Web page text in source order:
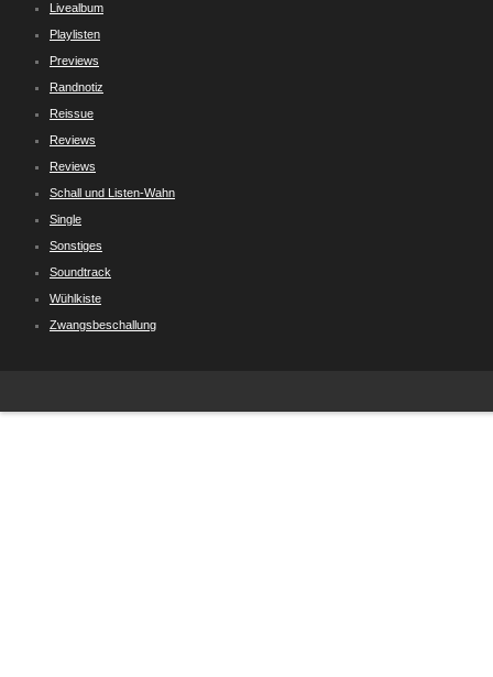
Livealbum
Playlisten
Previews
Randnotiz
Reissue
Reviews
Reviews
Schall und Listen-Wahn
Single
Sonstiges
Soundtrack
Wühlkiste
Zwangsbeschallung